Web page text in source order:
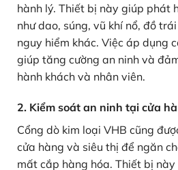
hành lý. Thiết bị này giúp phát
như dao, súng, vũ khí nổ, đồ
nguy hiểm khác. Việc áp dụng
giúp tăng cường an ninh và
hành khách và nhân viên.
2. Kiểm soát an ninh tại cửa
Cổng dò kim loại VHB cũng
cửa hàng và siêu thị để ngăn
mất cắp hàng hóa. Thiết bị